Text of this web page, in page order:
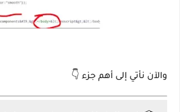
والآن نأتي إلى أهم جزء 👇